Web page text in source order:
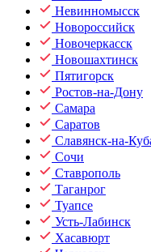
Невинномысск
Новороссийск
Новочеркасск
Новошахтинск
Пятигорск
Ростов-на-Дону
Самара
Саратов
Славянск-на-
Сочи
Ставрополь
Таганрог
Туапсе
Усть-Лабинск
Хасавюрт